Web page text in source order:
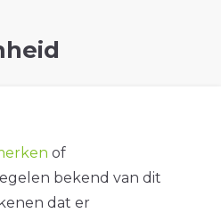
of
bekend van dit
dat er